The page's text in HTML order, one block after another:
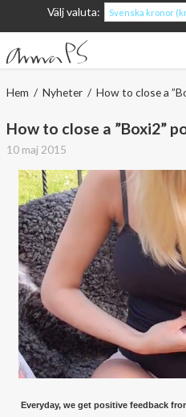
Välj valuta: Svenska kronor
Hem
Kvinna
Barn
Accessoarer
Om produkterna
Om AnnaPS
Erbjudanden
Outlet
Hem / Nyheter/ How to close a
How to close a ”Boxi2”
10 maj 2015
Everyday, we get positive feedback